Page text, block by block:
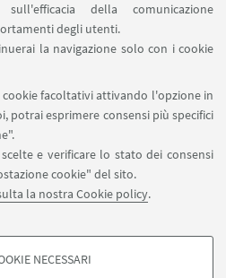
della comunicazione
degli utenti.
la navigazione solo con i cookie
facoltativi attivando l'opzione in
potrai esprimere consensi più specifici
e verificare lo stato dei consensi
cookie" del sito.
la nostra Cookie policy.
NECESSARI
SU:
UNIBO SU:
APP: